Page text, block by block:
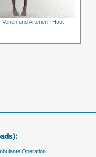
Venen und Arterien| Haut
Operation |